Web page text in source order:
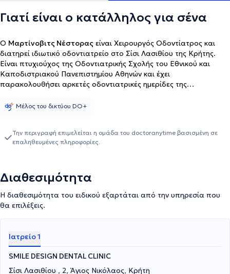
Γιατί είναι ο κατάλληλος για σένα
Ο Μαρτίνοβιτς Νέστορας είναι Χειρουργός Οδοντίατρος και
διατηρεί ιδιωτικό οδοντιατρείο στο Σίσι Λασιθίου της Κρήτης.
Είναι πτυχιούχος της Οδοντιατρικής Σχολής του Εθνικού και
Καποδιστριακού Πανεπιστημίου Αθηνών και έχει
παρακολουθήσει αρκετές οδοντιατρικές ημερίδες της
προσφέρει πλήθος υπηρεσιών, εξατομικευμένες για τις ανάγκες
Μέλος του δικτύου DO+
Την περιγραφή επιμελείται η ομάδα του doctoranytime βασισμένη σε
επαληθευμένες πληροφορίες.
Διαθεσιμότητα
Η διαθεσιμότητα του ειδικού εξαρτάται από την υπηρεσία που
θα επιλέξεις.
Ιατρείο 1
SMILE DESIGN DENTAL CLINIC
Σίσι Λασιθίου , 2, Άγιος Νικόλαος, Κρήτη